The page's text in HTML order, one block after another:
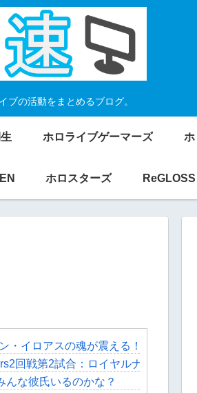
ブの活動をまとめるブログ。
ホロライブゲーマーズ ホ
ホロスターズ ReGLOSS
・イロアスの魂が震える！1st LIVE
回戦第2試合：ロイヤルナイツ - 新
んな彼氏いるのかな？